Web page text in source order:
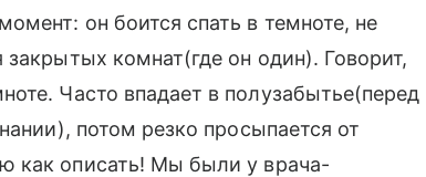
он боится спать в темноте, не
комнат(где он один). Говорит,
Часто впадает в полузабытье(перед
потом резко просыпается от
как описать! Мы были у врача-